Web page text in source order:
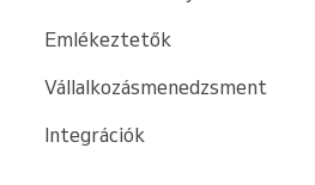
Emlékeztetők
Vállalkozásmenedzsment
Integrációk